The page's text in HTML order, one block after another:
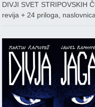
DIVJI SVET STRIPOVSKIH
revija + 24 priloga,